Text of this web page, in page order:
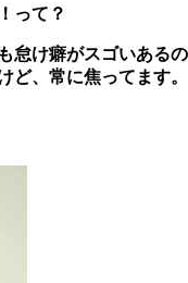
って？
怠け癖がスゴいあるの
ど、常に焦ってます。